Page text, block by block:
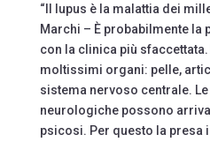
“Il lupus è la malattia dei
Marchi – È probabilmente la
con la clinica più
moltissimi organi: pelle,
sistema nervoso centrale.
neurologiche possono
psicosi. Per questo la presa